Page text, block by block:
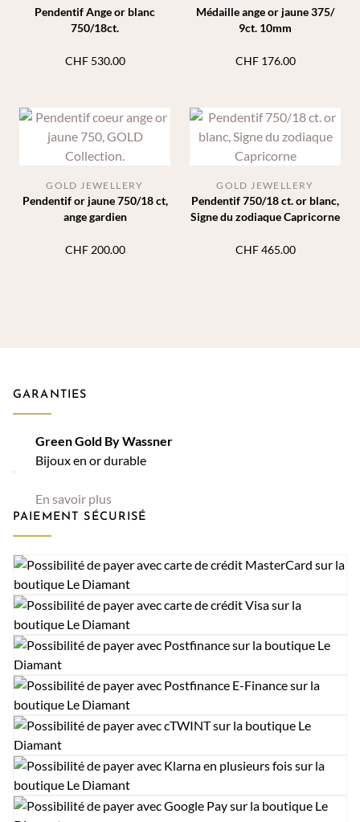
Pendentif Ange or blanc
750/18ct.
CHF530.00
Médaille ange or jaune 375/
9ct. 10mm
CHF176.00
Pendentif or jaune 750/18 ct,
ange gardien
GOLD JEWELLERY
CHF200.00
Pendentif 750/18 ct. or blanc,
Signe du zodiaque Capricorne
GOLD JEWELLERY
CHF465.00
GARANTIES
Green Gold By Wassner
Bijoux en or durable
En savoir plus
PAIEMENT SÉCURISÉ